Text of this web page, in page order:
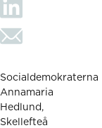
Socialdemokraterna
Annamaria
Hedlund,
Skellefteå